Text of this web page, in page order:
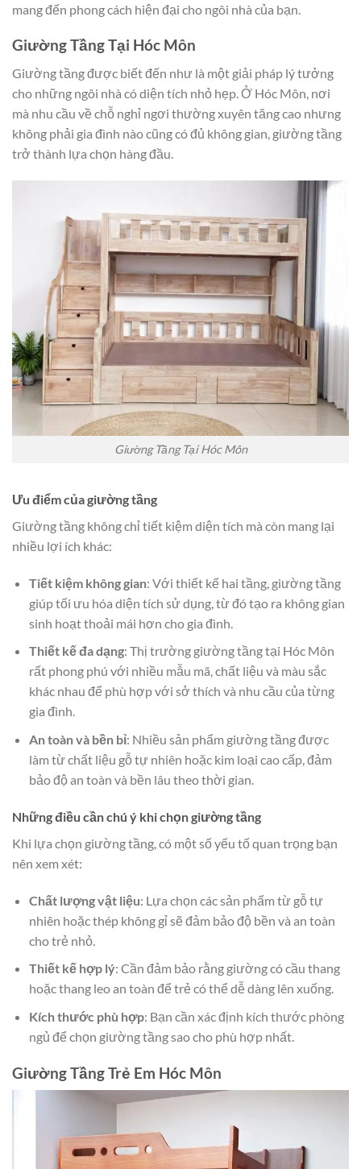
mang đến phong cách hiện đại cho ngôi nhà của bạn.
Giường Tầng Tại Hóc Môn
Giường tầng được biết đến như là một giải pháp lý tưởng
cho những ngôi nhà có diện tích nhỏ hẹp. Ở Hóc Môn, nơi
mà nhu cầu về chỗ nghỉ ngơi thường xuyên tăng cao nhưng
không phải gia đình nào cũng có đủ không gian, giường tầng
trở thành lựa chọn hàng đầu.
Giường Tầng Tại Hóc Môn
Ưu điểm của giường tầng
Giường tầng không chỉ tiết kiệm diện tích mà còn mang lại
nhiều lợi ích khác:
Tiết kiệm không gian: Với thiết kế hai tầng, giường tầng
giúp tối ưu hóa diện tích sử dụng, từ đó tạo ra không gian
sinh hoạt thoải mái hơn cho gia đình.
Thiết kế đa dạng: Thị trường giường tầng tại Hóc Môn
rất phong phú với nhiều mẫu mã, chất liệu và màu sắc
khác nhau để phù hợp với sở thích và nhu cầu của từng
gia đình.
An toàn và bền bỉ: Nhiều sản phẩm giường tầng được
làm từ chất liệu gỗ tự nhiên hoặc kim loại cao cấp, đảm
bảo độ an toàn và bền lâu theo thời gian.
Những điều cần chú ý khi chọn giường tầng
Khi lựa chọn giường tầng, có một số yếu tố quan trọng bạn
nên xem xét:
Chất lượng vật liệu: Lựa chọn các sản phẩm từ gỗ tự
nhiên hoặc thép không gỉ sẽ đảm bảo độ bền và an toàn
cho trẻ nhỏ.
Thiết kế hợp lý: Cần đảm bảo rằng giường có cầu thang
hoặc thang leo an toàn để trẻ có thể dễ dàng lên xuống.
Kích thước phù hợp: Bạn cần xác định kích thước phòng
ngủ để chọn giường tầng sao cho phù hợp nhất.
Giường Tầng Trẻ Em Hóc Môn